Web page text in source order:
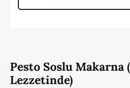
Pesto Soslu Makarna
Lezzetinde)